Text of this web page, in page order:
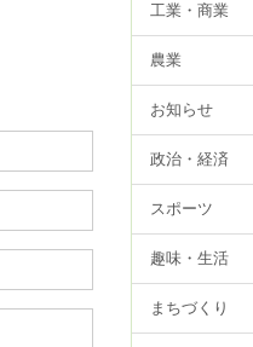
工業・商業
農業
お知らせ
政治・経済
スポーツ
趣味・生活
まちづくり